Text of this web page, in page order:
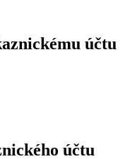
účtu
účtu